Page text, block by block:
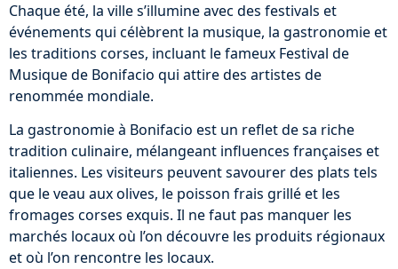
Chaque été, la ville s’illumine avec des festivals et
événements qui célèbrent la musique, la gastronomie et
les traditions corses, incluant le fameux Festival de
Musique de Bonifacio qui attire des artistes de
renommée mondiale.
La gastronomie à Bonifacio est un reflet de sa riche
tradition culinaire, mélangeant influences françaises et
italiennes. Les visiteurs peuvent savourer des plats tels
que le veau aux olives, le poisson frais grillé et les
fromages corses exquis. Il ne faut pas manquer les
marchés locaux où l’on découvre les produits régionaux
et où l’on rencontre les locaux.